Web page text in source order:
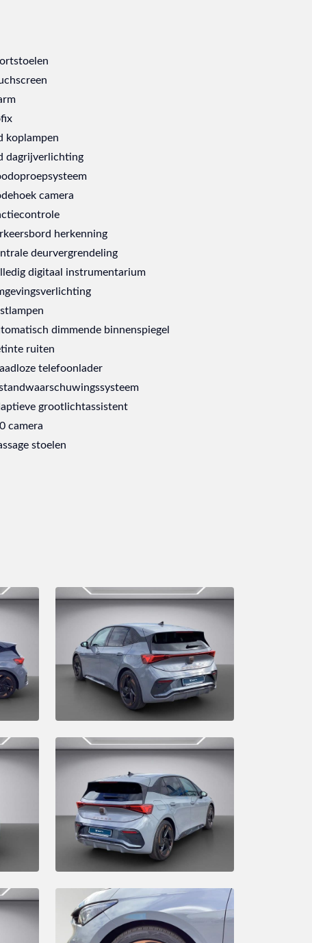
koplampen
dagrijverlichting
camera
herkenning
deurvergrendeling
digitaal instrumentarium
dimmende binnenspiegel
ruiten
telefoonlader
grootlichtassistent
camera
stoelen